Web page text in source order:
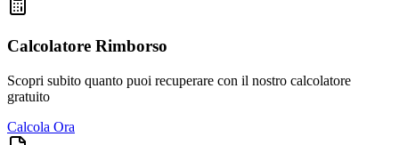
Calcolatore Rimborso
Scopri subito quanto puoi recuperare con il nostro calcolatore
gratuito
Calcola Ora